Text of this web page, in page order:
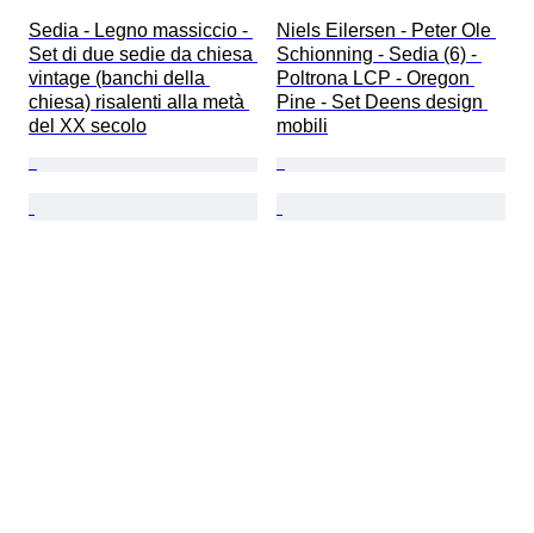
Sedia - Legno massiccio -
Set di due sedie da chiesa
vintage (banchi della
chiesa) risalenti alla metà
del XX secolo
Niels Eilersen - Peter Ole
Schionning - Sedia (6) -
Poltrona LCP - Oregon
Pine - Set Deens design
mobili